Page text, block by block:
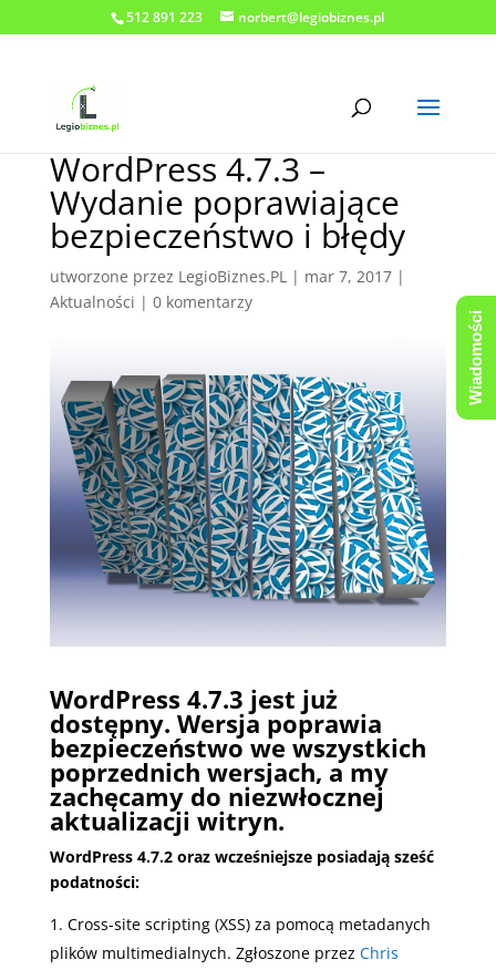
512 891 223 norbert@legiobiznes.pl
WordPress 4.7.3 –
Wydanie poprawiające
bezpieczeństwo i błędy
utworzone przez LegioBiznes.PL| mar 7, 2017|
Aktualności | 0 komentarzy
WordPress 4.7.3 jest już
dostępny. Wersja poprawia
bezpieczeństwo we wszystkich
poprzednich wersjach, a my
zachęcamy do niezwłocznej
aktualizacji witryn.
WordPress 4.7.2 oraz wcześniejsze posiadają sześć
podatności:
Cross-site scripting (XSS) za pomocą metadanych
plików multimedialnych. Zgłoszone przez Chris
Wiadomości